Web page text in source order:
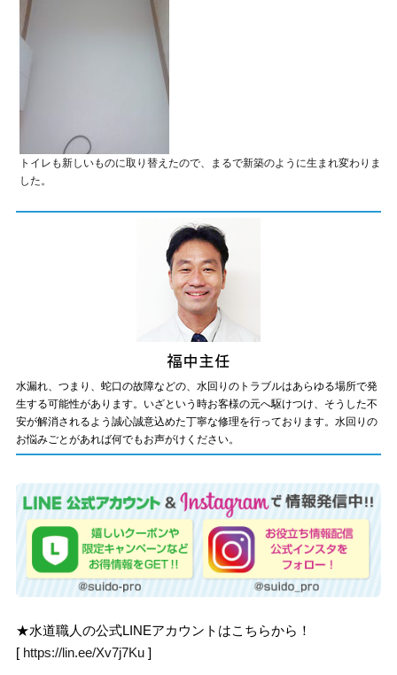
トイレも新しいものに取り替えたので、まるで新築のように生まれ変わりま
した。
水漏れ、つまり、蛇口の故障などの、水回りのトラブルはあらゆる場所で発
生する可能性があります。いざという時お客様の元へ駆けつけ、そうした不
安が解消されるよう誠心誠意込めた丁寧な修理を行っております。水回りの
お悩みごとがあれば何でもお声がけください。
★水道職人の公式LINEアカウントはこちらから！
[ https://lin.ee/Xv7j7Ku ]